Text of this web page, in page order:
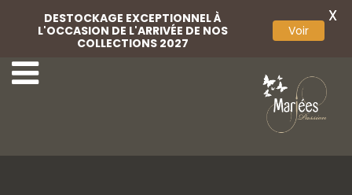
47-Marylise 49-Marylise
DESTOCKAGE EXCEPTIONNEL À
L'OCCASION DE L'ARRIVÉE DE NOS
COLLECTIONS 2027
Voir
X